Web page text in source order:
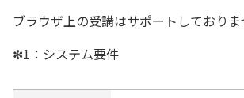
ブラウザ上の受講はサポートしておりま
❇︎1：システム要件